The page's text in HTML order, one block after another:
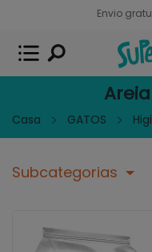
Envio
Casa GATOS
Subcategorias
Superpet,
APP GRATIS -